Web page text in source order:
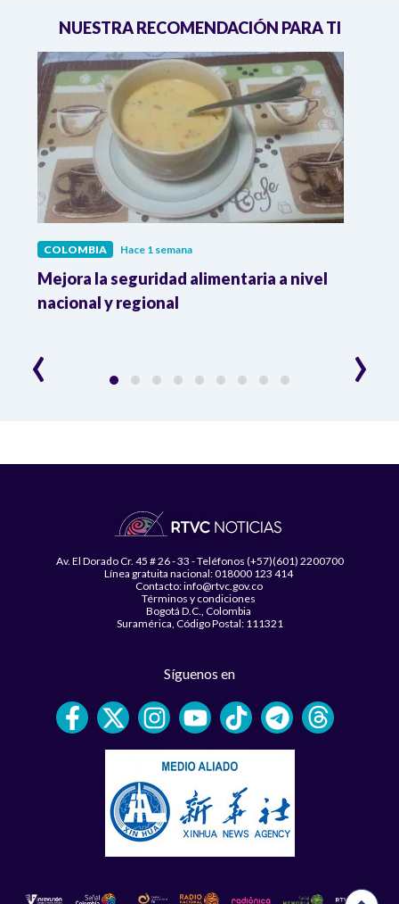
NUESTRA RECOMENDACIÓN PARA TI
COLOMBIA Hace 1 semana
Mejora la seguridad alimentaria a nivel
nacional y regional
‹ ›
Av. El Dorado Cr. 45 # 26 - 33 - Teléfonos (+57)(601) 2200700
Línea gratuita nacional: 018000 123 414
Contacto: info@rtvc.gov.co
Términos y condiciones
Bogotá D.C., Colombia
Suramérica, Código Postal: 111321
Síguenos en